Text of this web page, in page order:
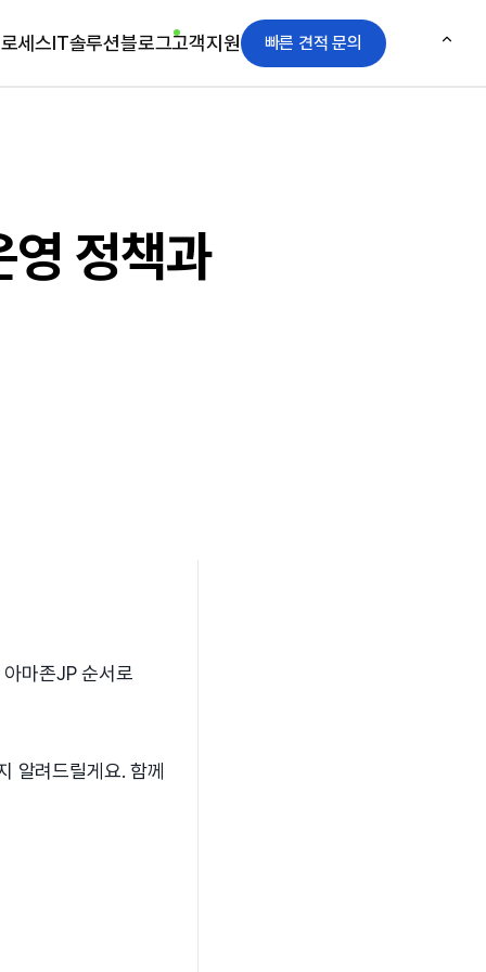
세스IT솔루션블로그고객지원 빠른 견적 문의
정책과
마존JP 순서로
알려드릴게요. 함께